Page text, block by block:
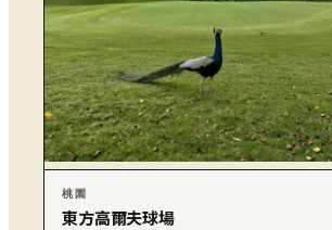
桃園
東方高爾夫球場